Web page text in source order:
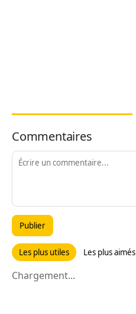
Commentaires
Publier
Les plus utiles Les plus aimés
Chargement...